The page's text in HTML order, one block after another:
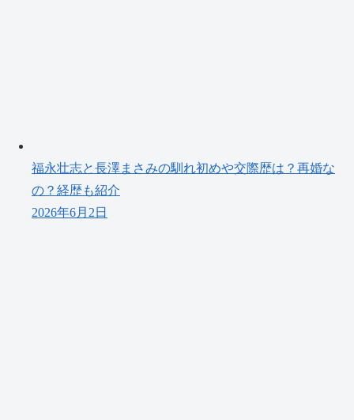
福永壮志と長澤まさみの馴れ初めや交際歴は？再婚な
の？経歴も紹介
2026年6月2日